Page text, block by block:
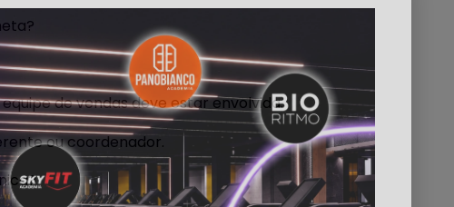
de vendas deve estar envolvida.
ou coordenador.